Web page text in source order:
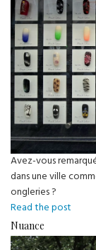
Avez-vous
dans une ville
ongleries ?
Read the post
Nuance